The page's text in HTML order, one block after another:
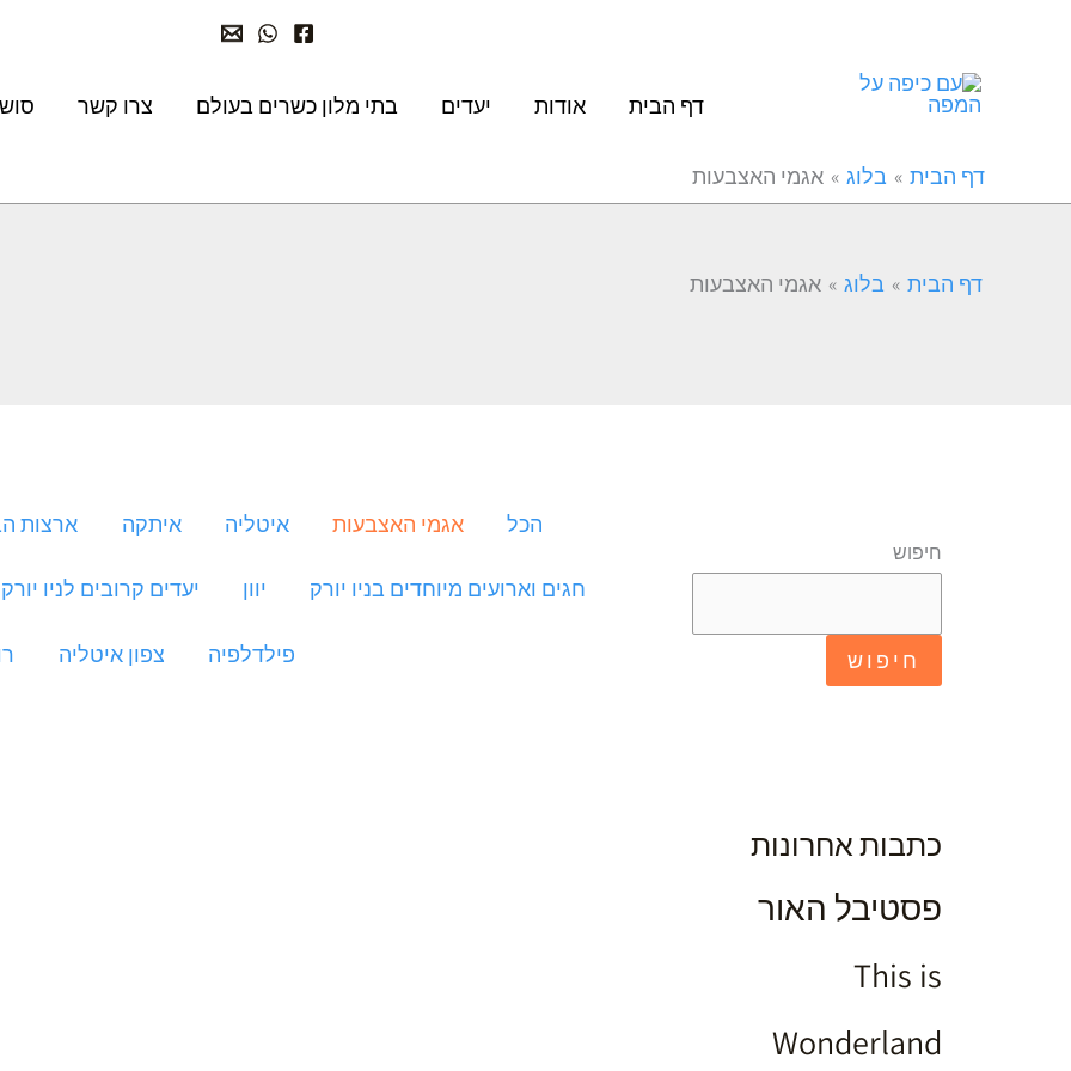
דף הבית
אודות יעדים בתי מלון כשרים בעולם צרו קשר
דף הבית בלוג אגמי האצבעות
דף הבית בלוג אגמי האצבעות
חיפוש
חיפוש
כתבות אחרונות
פסטיבל האור
This is
Wonderland
הכל אגמי האצבעות איטליה איתקה ארצות
חגים וארועים מיוחדים בניו יורק יוון יעדים קרובים לניו יורק
פילדלפיה צפון איטליה